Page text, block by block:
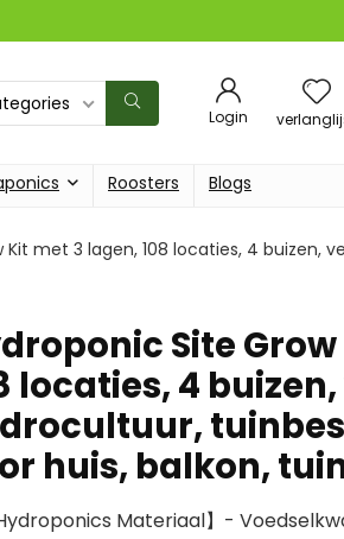
Login
Roosters Blogs
Kit met 3 lagen, 108 locaties, 4 buizen,
Site
locaties, 4
huis, balkon,
Hydroponics Materiaal】-